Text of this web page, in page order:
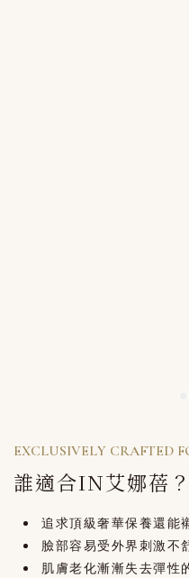
EXCLUSIVELY CRAFTED
誰適合IN艾娜蓓？
追求頂級奢華保養還能
臉部容易受外界刺激不
肌膚老化漸漸失去彈性